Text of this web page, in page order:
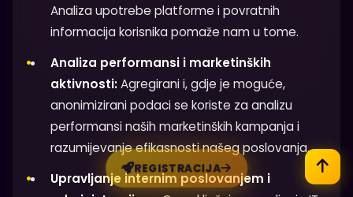
Analiza upotrebe platforme i povratnih
informacija korisnika pomaže nam u tome.
Analiza performansi i marketinških
aktivnosti:Agregirani i, gdje je moguće,
anonimizirani podaci se koriste za analizu
performansi naših marketinških kampanja i
razumijevanje efikasnosti našeg poslovanja.
Upravljanje internim poslovanjem i
REGISTRACIJA